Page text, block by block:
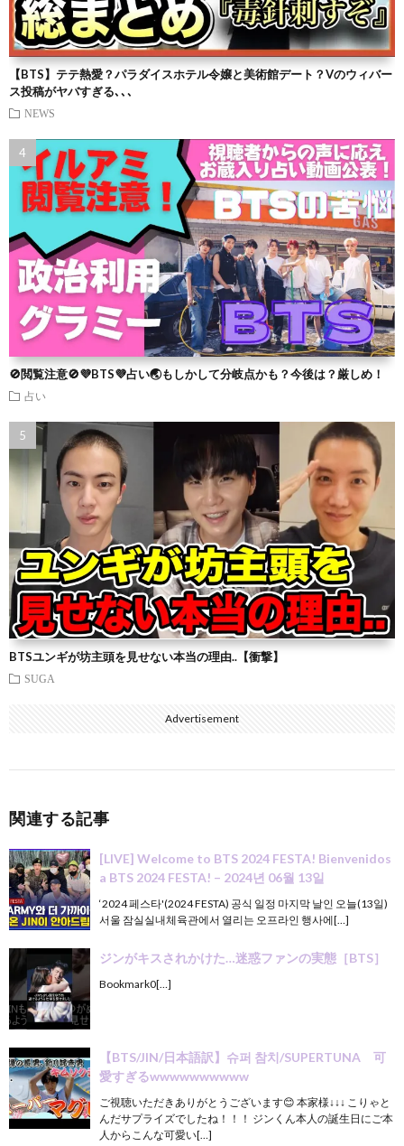
【BTS】テテ熱愛？パラダイスホテル令嬢と美術館デート？Vのウィバー
ス投稿がヤバすぎる､､､
NEWS
🚫閲覧注意🚫💜BTS💜占い🌏もしかして分岐点かも？今後は？厳しめ！
占い
BTSユンギが坊主頭を見せない本当の理由..【衝撃】
SUGA
Advertisement
関連する記事
[LIVE] Welcome to BTS 2024 FESTA! Bienvenidos
a BTS 2024 FESTA! – 2024년 06월 13일
‘2024 페스타'(2024 FESTA) 공식 일정 마지막 날인 오늘(13일)
서울 잠실실내체육관에서 열리는 오프라인 행사에[…]
ジンがキスされかけた…迷惑ファンの実態［BTS］
Bookmark0[…]
【BTS/JIN/日本語訳】슈퍼 참치/SUPERTUNA 可
愛すぎるwwwwwwwwww
ご視聴いただきありがとうございます😊 本家様↓↓↓ こりゃと
んだサプライズでしたね！！！ ジンくん本人の誕生日にご本
人からこんな可愛い[…]